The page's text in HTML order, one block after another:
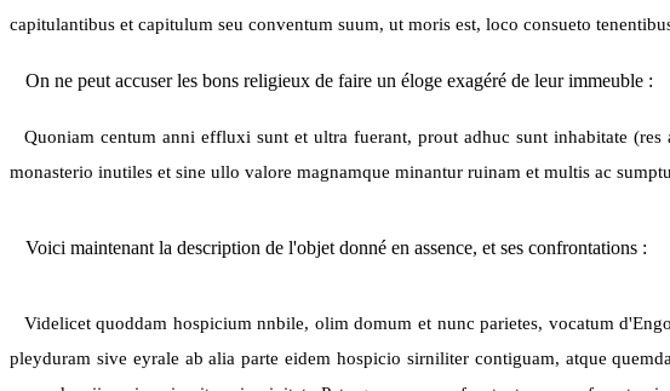
capitulantibus et capitulum seu conventum suum, ut moris est, loco consueto
On ne peut accuser les bons religieux de faire un éloge exagéré de leur immeuble :
Quoniam centum anni effluxi sunt et ultra fuerant, prout adhuc sunt inhabitate
monasterio inutiles et sine ullo valore magnamque minantur ruinam et multis ac
Voici maintenant la description de l'objet donné en assence, et ses confrontations :
Videlicet quoddam hospicium nnbile, olim domum et nunc parietes, vocatum
pleyduram sive eyrale ab alia parte eidem hospicio sirniliter contiguam, atque